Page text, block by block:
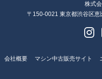
株式
〒150-0021 東京都渋谷区
会社概要 マシン中古販売サイト